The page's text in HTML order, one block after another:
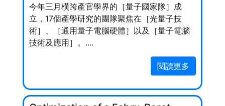
今年三月橫跨產官學界的［量子國家隊］成
立，17個產學研究的團隊聚焦在［光量子技
術］、［通用量子電腦硬體］以及［量子電腦
技術及應用］。....
閱讀更多